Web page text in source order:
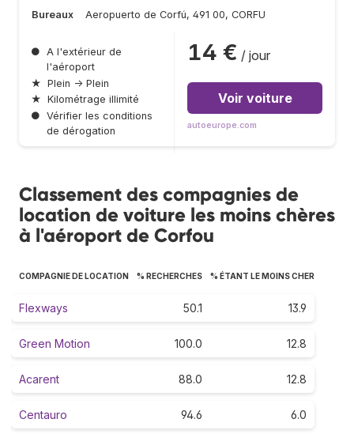
Bureaux Aeropuerto de Corfú, 491 00, CORFU
● A l'extérieur de
l'aéroport
★ Plein → Plein
★ Kilométrage illimité
● Vérifier les conditions
de dérogation
14 € / jour
Voir voiture
autoeurope.com
Classement des compagnies de
location de voiture les moins chères
à l'aéroport de Corfou
COMPAGNIE DE LOCATION % RECHERCHES % ÉTANT LE MOINS CHER
Flexways 50.1 13.9
Green Motion 100.0 12.8
Acarent 88.0 12.8
Centauro 94.6 6.0